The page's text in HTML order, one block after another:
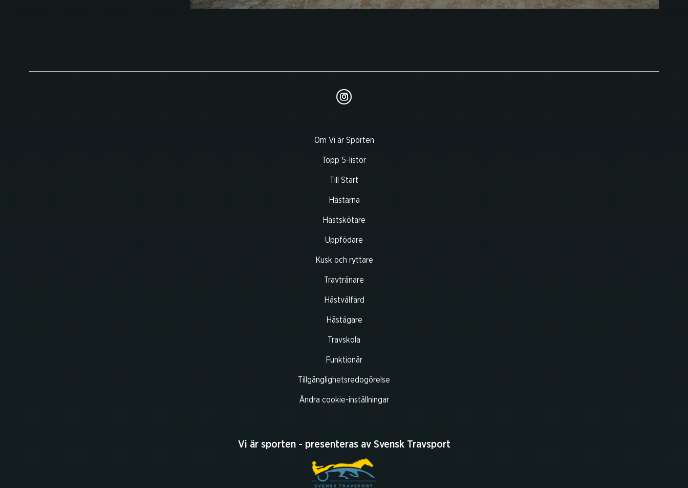
Om Vi är Sporten
Topp 5-listor
Till Start
Hästarna
Hästskötare
Uppfödare
Kusk och ryttare
Travtränare
Hästvälfärd
Hästägare
Travskola
Funktionär
Tillgänglighetsredogörelse
Ändra cookie-inställningar
Vi är sporten - presenteras av Svensk Travsport